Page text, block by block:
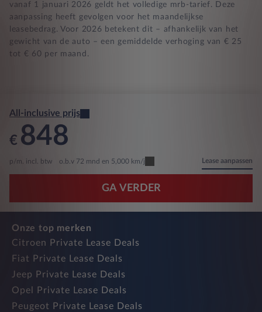
vanaf 1 januari 2026 geldt het volledige mrb-tarief. Deze
aanpassing heeft gevolgen voor het maandelijkse
leasebedrag. Voor 2026 betekent dit – afhankelijk van het
gewicht van de auto – een gemiddelde verhoging van € 25
tot € 60 per maand.
All-inclusive prijs
€ 848
p/m. incl. btw o.b.v 72 mnd en 5,000 km/j Lease aanpassen
GA VERDER
Onze top merken
Citroen Private Lease Deals
Fiat Private Lease Deals
Jeep Private Lease Deals
Opel Private Lease Deals
Peugeot Private Lease Deals